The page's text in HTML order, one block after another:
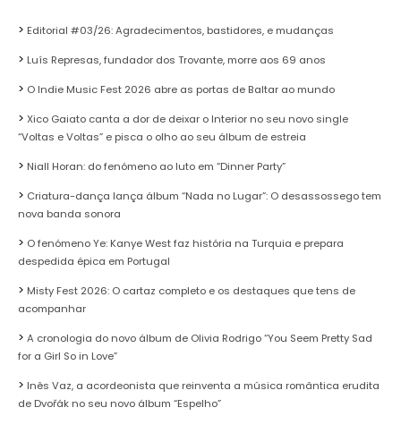
Editorial #03/26: Agradecimentos, bastidores, e mudanças
Luís Represas, fundador dos Trovante, morre aos 69 anos
O Indie Music Fest 2026 abre as portas de Baltar ao mundo
Xico Gaiato canta a dor de deixar o Interior no seu novo single
“Voltas e Voltas” e pisca o olho ao seu álbum de estreia
Niall Horan: do fenómeno ao luto em “Dinner Party”
Criatura-dança lança álbum “Nada no Lugar”: O desassossego tem
nova banda sonora
O fenómeno Ye: Kanye West faz história na Turquia e prepara
despedida épica em Portugal
Misty Fest 2026: O cartaz completo e os destaques que tens de
acompanhar
A cronologia do novo álbum de Olivia Rodrigo “You Seem Pretty Sad
for a Girl So in Love”
Inês Vaz, a acordeonista que reinventa a música romântica erudita
de Dvořák no seu novo álbum “Espelho”